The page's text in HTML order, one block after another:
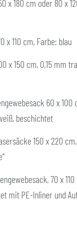
x 180 cm oder 80 x
x 110 cm, Farbe: blau
x 150 cm, 0,15 mm
60 x 100
beschichtet
150 x 220
70 x
mit PE-Inliner und